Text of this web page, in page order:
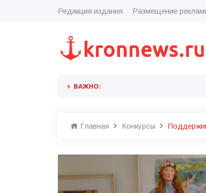
Редакция издания Размещение
ВАЖНО:
Главная Конкурсы